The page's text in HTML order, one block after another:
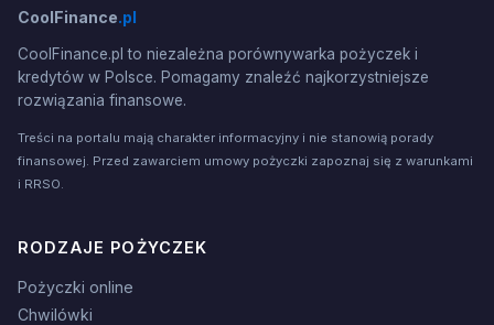
CoolFinance.pl
CoolFinance.pl to niezależna porównywarka pożyczek i
kredytów w Polsce. Pomagamy znaleźć najkorzystniejsze
rozwiązania finansowe.
Treści na portalu mają charakter informacyjny i nie stanowią porady
finansowej. Przed zawarciem umowy pożyczki zapoznaj się z warunkami
i RRSO.
RODZAJE POŻYCZEK
Pożyczki online
Chwilówki